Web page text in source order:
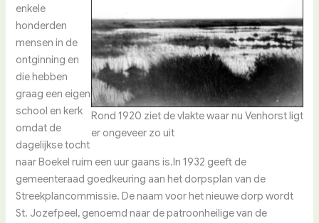
Rond 1920 ziet de vlakte waar nu Venhorst ligt
er ongeveer zo uit
enkele
honderden
mensen in de
ontginning en
die hebben
graag een eigen
school en kerk
omdat de
dagelijkse tocht
naar Boekel ruim een uur gaans is.In 1932 geeft de
gemeenteraad goedkeuring aan het dorpsplan van de
Streekplancommissie. De naam voor het nieuwe dorp wordt
St. Jozefpeel, genoemd naar de patroonheilige van de